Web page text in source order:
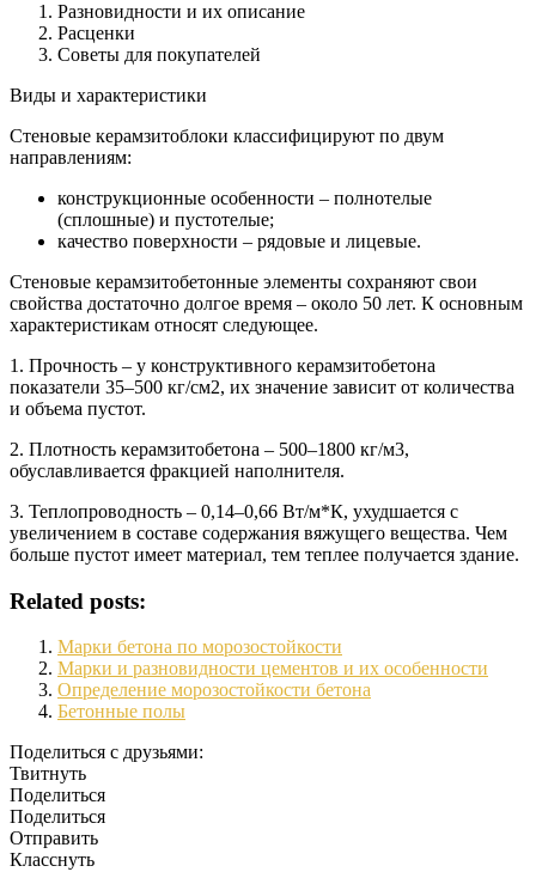
Разновидности и их описание
Расценки
Советы для покупателей
Виды и характеристики
Стеновые керамзитоблоки классифицируют по двум
направлениям:
конструкционные особенности – полнотелые
(сплошные) и пустотелые;
качество поверхности – рядовые и лицевые.
Стеновые керамзитобетонные элементы сохраняют свои
свойства достаточно долгое время – около 50 лет. К основным
характеристикам относят следующее.
1. Прочность – у конструктивного керамзитобетона
показатели 35–500 кг/см2, их значение зависит от количества
и объема пустот.
2. Плотность керамзитобетона – 500–1800 кг/м3,
обуславливается фракцией наполнителя.
3. Теплопроводность – 0,14–0,66 Вт/м*К, ухудшается с
увеличением в составе содержания вяжущего вещества. Чем
больше пустот имеет материал, тем теплее получается здание.
Related posts:
Марки бетона по морозостойкости
Марки и разновидности цементов и их особенности
Определение морозостойкости бетона
Бетонные полы
Поделиться с друзьями:
Твитнуть
Поделиться
Поделиться
Отправить
Класснуть